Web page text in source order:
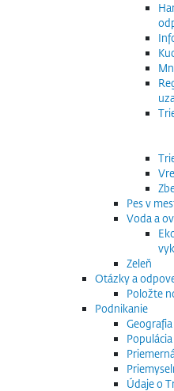
Pes v
Voda a
Zeleň
Otázky a
Položte
Podnikanie
Údaje o